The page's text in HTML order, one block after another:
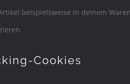
beispielsweise in deinem
Cookies